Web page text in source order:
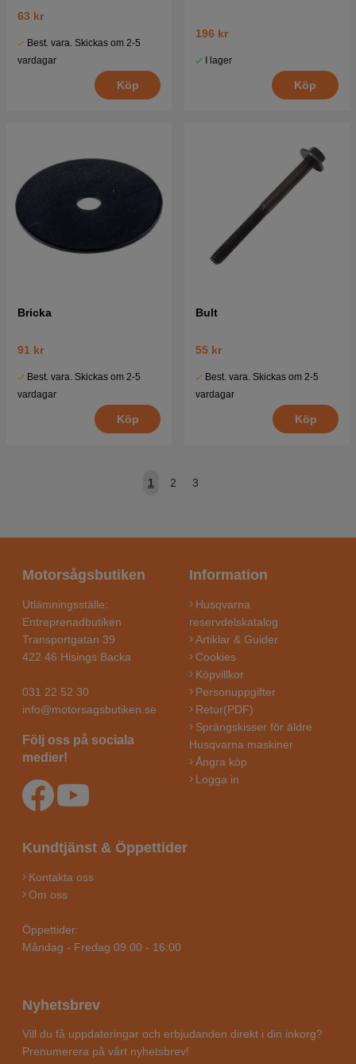
63 kr
Best. vara. Skickas om 2-5
vardagar
Köp
196 kr
I lager
Köp
Bricka
91 kr
Best. vara. Skickas om 2-5
vardagar
Köp
Bult
55 kr
Best. vara. Skickas om 2-5
vardagar
Köp
1 2 3
Motorsågsbutiken
Utlämningsställe:
Entreprenadbutiken
Transportgatan 39
422 46 Hisings Backa
031 22 52 30
info@motorsagsbutiken.se
Följ oss på sociala
medier!
Information
Husqvarna
reservdelskatalog
Artiklar & Guider
Cookies
Köpvillkor
Personuppgifter
Retur(PDF)
Sprängskisser för äldre
Husqvarna maskiner
Ångra köp
Logga in
Kundtjänst & Öppettider
Kontakta oss
Om oss
Öppettider:
Måndag - Fredag 09.00 - 16:00
Nyhetsbrev
Vill du få uppdateringar och erbjudanden direkt i din inkorg?
Prenumerera på vårt nyhetsbrev!